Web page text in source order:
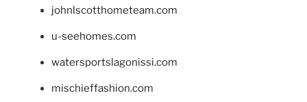
johnlscotthometeam.com
u-seehomes.com
watersportslagonissi.com
mischieffashion.com